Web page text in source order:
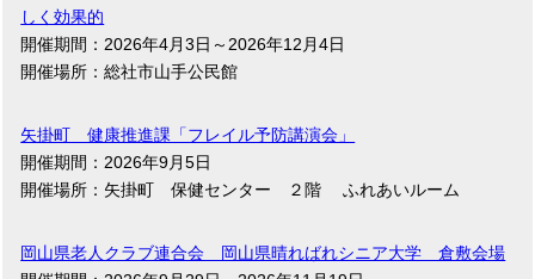
しく効果的
開催期間：2026年4月3日～2026年12月4日
開催場所：総社市山手公民館
矢掛町 健康推進課「フレイル予防講演会」
開催期間：2026年9月5日
開催場所：矢掛町 保健センター ２階 ふれあいルーム
岡山県老人クラブ連合会 岡山県晴ればれシニア大学 倉敷会場